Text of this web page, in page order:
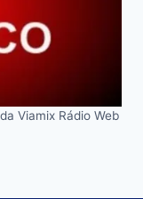
Viamix Rádio Web